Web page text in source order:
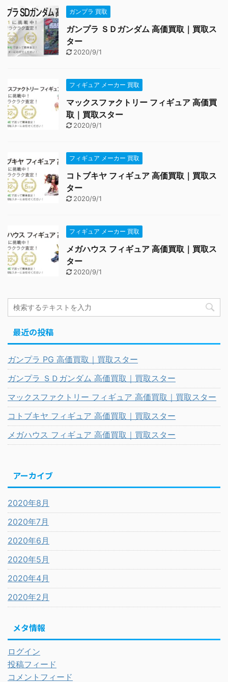
ガンプラ 買取
ガンプラ ＳＤガンダム 高価買取｜買取ス
ター
2020/9/1
フィギュア メーカー 買取
マックスファクトリー フィギュア 高価買
取｜買取スター
2020/9/1
フィギュア メーカー 買取
コトブキヤ フィギュア 高価買取｜買取ス
ター
2020/9/1
フィギュア メーカー 買取
メガハウス フィギュア 高価買取｜買取ス
ター
2020/9/1
最近の投稿
ガンプラ PG 高価買取｜買取スター
ガンプラ ＳＤガンダム 高価買取｜買取スター
マックスファクトリー フィギュア 高価買取｜買取スター
コトブキヤ フィギュア 高価買取｜買取スター
メガハウス フィギュア 高価買取｜買取スター
アーカイブ
2020年8月
2020年7月
2020年6月
2020年5月
2020年4月
2020年2月
メタ情報
ログイン
投稿フィード
コメントフィード